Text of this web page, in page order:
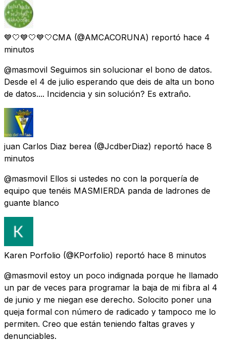
💙🤍💙🤍💙🤍CMA (@AMCACORUNA) reportó hace 4
minutos
@masmovil Seguimos sin solucionar el bono de datos.
Desde el 4 de julio esperando que deis de alta un bono
de datos.... Incidencia y sin solución? Es extraño.
juan Carlos Diaz berea (@JcdberDiaz) reportó hace 8
minutos
@masmovil Ellos si ustedes no con la porquería de
equipo que tenéis MASMIERDA panda de ladrones de
guante blanco
Karen Porfolio (@KPorfolio) reportó hace 8 minutos
@masmovil estoy un poco indignada porque he llamado
un par de veces para programar la baja de mi fibra al 4
de junio y me niegan ese derecho. Solocito poner una
queja formal con número de radicado y tampoco me lo
permiten. Creo que están teniendo faltas graves y
denunciables.